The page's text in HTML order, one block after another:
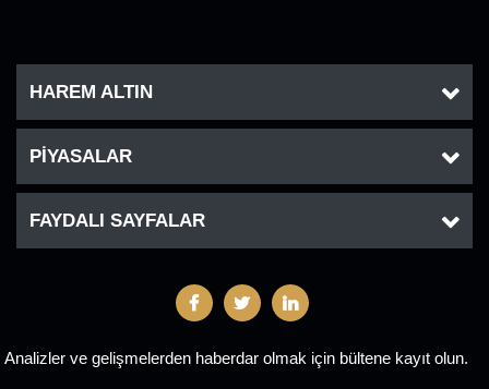
HAREM ALTIN
PİYASALAR
FAYDALI SAYFALAR
Analizler ve gelişmelerden haberdar olmak için bültene kayıt olun.